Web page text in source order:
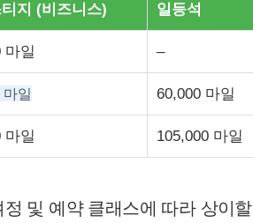
지 (비즈니스) 일등석
마일 –
일 60,000 마일
마일 105,000 마일
및 예약 클래스에 따라 상이할